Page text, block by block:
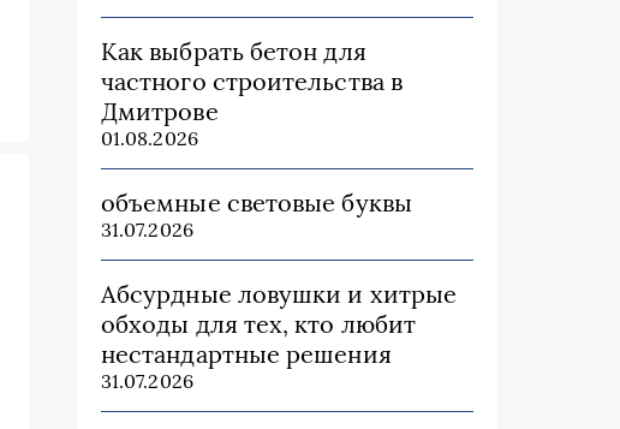
Как выбрать бетон для
частного строительства в
Дмитрове
01.08.2026
объемные световые буквы
31.07.2026
Абсурдные ловушки и хитрые
обходы для тех, кто любит
нестандартные решения
31.07.2026